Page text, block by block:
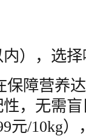
），选
保障营养
，无需
元/10kg